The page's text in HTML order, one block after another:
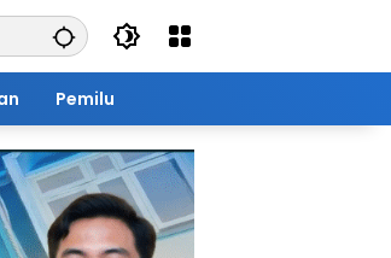
Pemilu